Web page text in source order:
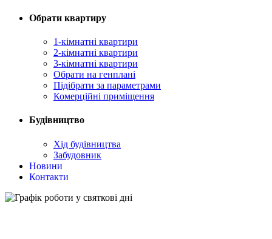
Обрати квартиру
1-кімнатні квартири
2-кімнатні квартири
3-кімнатні квартири
Обрати на генплані
Підібрати за параметрами
Комерційні приміщення
Будівництво
Хід будівництва
Забудовник
Новини
Контакти